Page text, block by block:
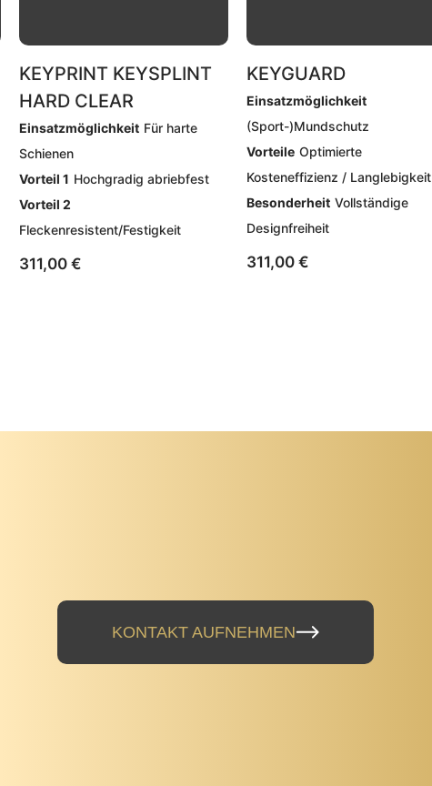
KEYPRINT KEYSPLINT
HARD CLEAR
Einsatzmöglichkeit Für harte
Schienen
Vorteil 1 Hochgradig abriebfest
Vorteil 2
Fleckenresistent/Festigkeit
311,00 €
KEYGUARD
Einsatzmöglichkeit
(Sport-)Mundschutz
Vorteile Optimierte
Kosteneffizienz / Langlebigkeit
Besonderheit Vollständige
Designfreiheit
311,00 €
KONTAKT AUFNEHMEN